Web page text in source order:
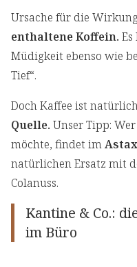
Ursache für die
enthaltene Koffein.
Müdigkeit ebenso wie
Tief“.
Doch Kaffee ist
Quelle. Unser Tipp:
möchte, findet im
natürlichen Ersatz mit
Colanuss.
Kantine & Co.:
im Büro